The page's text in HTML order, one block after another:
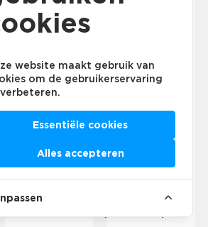
vanCharles Villiers
1924). 100 jaar na zijn overlijden
als een van de
van de late
begin van de 20ste eeuw. Zijn
door een rijkdom
en hij was een meester in het
koormuziek.
met thematisch
van Stanfords
website maakt gebruik van
om de gebruikerservaring
Essentiële cookies
Alles accepteren